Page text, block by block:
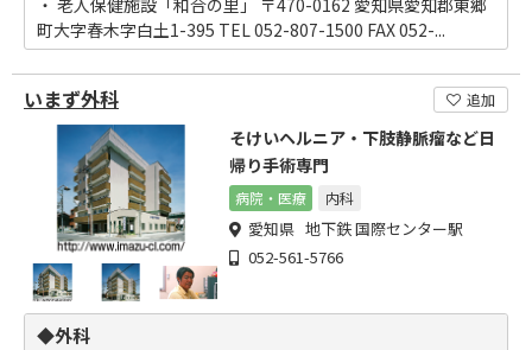
町大字春木字白土1-395 TEL 052-807-1500 FAX 052-...
いまず外科 追加
そけいヘルニア・下肢静脈瘤など日
帰り手術専門
病院・医療 内科
愛知県 地下鉄 国際センター駅
052-561-5766
◆外科